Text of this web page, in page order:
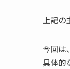
上記の
今回は
具体的